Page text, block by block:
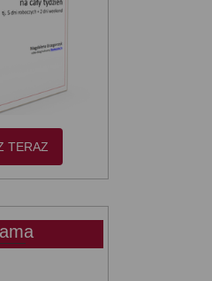
TERAZ